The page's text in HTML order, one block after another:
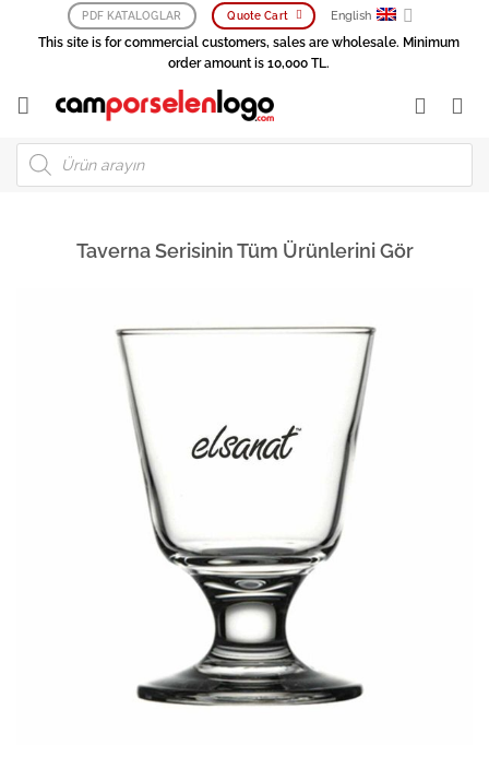
PDF KATALOGLAR Quote Cart English
This site is for commercial customers, sales are wholesale. Minimum
order amount is 10,000 TL.
Products
search
Taverna Serisinin Tüm Ürünlerini Gör